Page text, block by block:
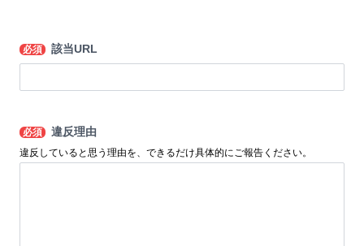
必須 該当URL
必須 違反理由
違反していると思う理由を、できるだけ具体的にご報告ください。